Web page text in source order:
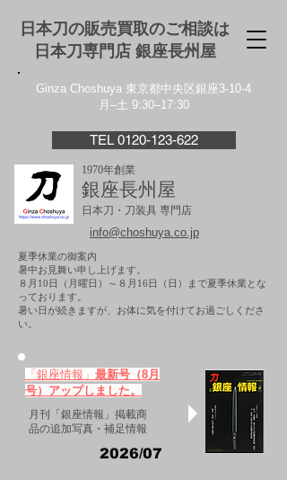
日本刀の販売買取のご相談は
日本刀専門店 銀座⻑州屋
Ginza Choshuya 東京都中央区銀座3-10-4
月–土 9:30–17:30
TEL 0120-123-622
1970年創業
銀座長州屋
日本刀・刀装具 専門店
info@choshuya.co.jp
夏季休業の御案内
暑中お見舞い申し上げます。
８月10日（月曜日）～８月16日（日）まで夏季休業とな
っております。
​暑い日が続きますが、お体に気を付けてお過ごしくださ
い。
「銀座情報」 最新号（8月
号）アップしました。
月刊「銀座情報」掲載商
品の追加写真・補足情報
2026/07